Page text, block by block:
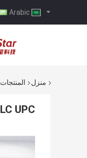
منزل المنتجات
LC UPC إلى LC UPC كابل تصحيح الألياف المزدوجة OS2 وضع فردي PVC 3.0 مم 1 متر